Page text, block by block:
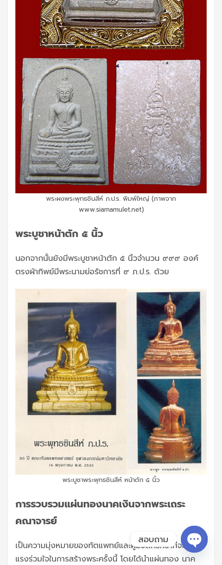
พระผงพระพุทธชินสีห์ ภ.ป.ร. พิมพ์ใหญ่ (ภาพจาก
www.siamamulet.net)
พระบูชาหน้าตัก ๕ นิ้ว
นอกจากนั้นยังมีพระบูชาหน้าตัก ๕ นิ้วจำนวน ๙๙๙ องค์
ตรงผ้าทิพย์มีพระนามย่อรัชการที่ ๙ ภ.ป.ร. ด้วย
พระบูชาพระพุทธชินสีห์ หน้าตัก ๕ นิ้ว
การรวบรวมแผ่นทองนาคเงินจากพระเถระ
คณาจารย์
เป็นความมุ่งหมายของทัตแพทย์และผู้มีจิตศรัทธาที่จะรวม
แรงร่วมใจในการสร้างพระครั้งนี้ โดยได้นำแผ่นทอง นาค
สอบถาม
Open